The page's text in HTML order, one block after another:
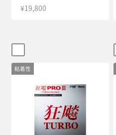
¥19,800
粘着性